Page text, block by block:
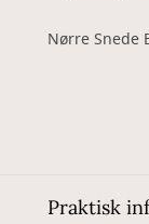
Nørre Snede
Praktisk